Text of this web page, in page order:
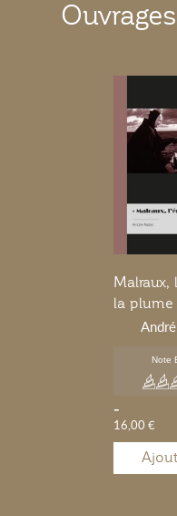
Malraux,
la plume
Note
-
16,00 €